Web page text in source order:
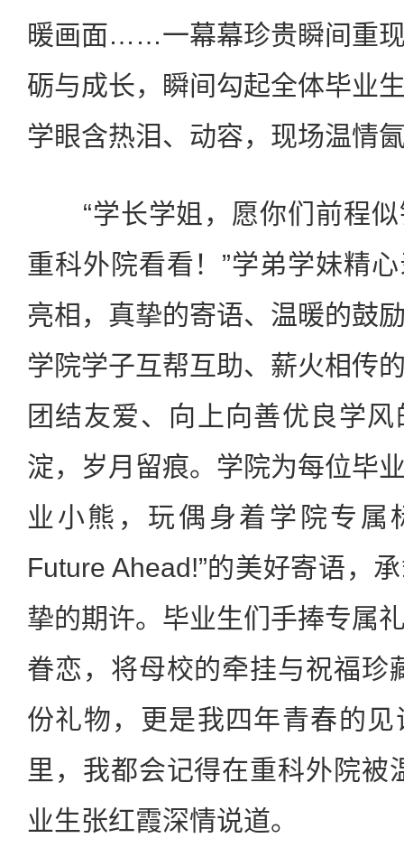
暖画面……一幕幕珍贵瞬间重
砺与成长，瞬间勾起全体毕业
学眼含热泪、动容，现场温情
“学长学姐，愿你们前程似
重科外院看看！”学弟学妹精
亮相，真挚的寄语、温暖的鼓
学院学子互帮互助、薪火相传
团结友爱、向上向善优良学
淀，岁月留痕。学院为每位毕
业小熊，玩偶身着学院专属
Future Ahead!”的美好寄语，
挚的期许。毕业生们手捧专属
眷恋，将母校的牵挂与祝福珍
份礼物，更是我四年青春的
里，我都会记得在重科外院被
业生张红霞深情说道。